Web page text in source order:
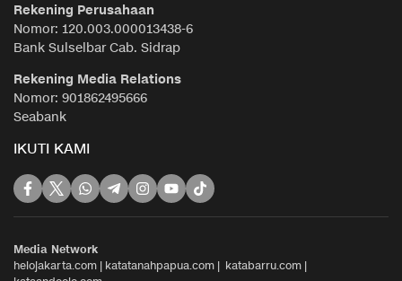
Rekening Perusahaan
Nomor: 120.003.000013438-6
Bank Sulselbar Cab. Sidrap
Rekening Media Relations
Nomor: 901862495666
Seabank
IKUTI KAMI
Media Network
helojakarta.com | katatanahpapua.com | katabarru.com |